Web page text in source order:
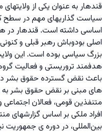
قندهار به عنوان یکی از
سیاست گذاریهای مهم در سطح
اساسی داشته است. قندهار در
اصلی بودوباش رهبر قبلی و
بزرگ سیاسی بوده است. این
هدفمند تروریستی و فعالیت
باعث نقض گسترده حقوق بشر
های مبنی بر نقض حقوق بشر
متنفذین قومی، فعالان اجتماعی
افراد ملکی بر اساس گزارشهای
بین‌المللی، در دوره ی جمهوریت